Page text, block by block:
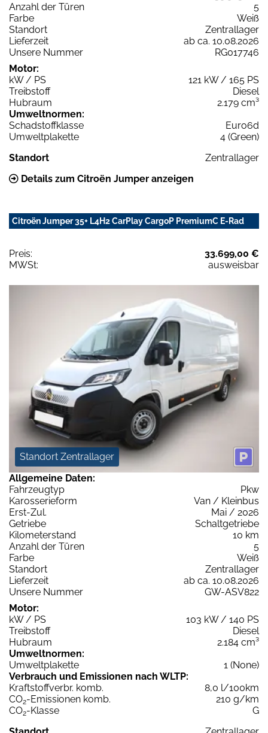
Anzahl der Türen
5
Farbe
Weiß
Standort
Zentrallager
Lieferzeit
ab ca. 10.08.2026
Unsere Nummer
RG017746
Motor:
kW / PS
121 kW / 165 PS
Treibstoff
Diesel
Hubraum
2.179 cm³
Umweltnormen:
Schadstoffklasse
Euro6d
Umweltplakette
4 (Green)
Standort
Zentrallager
Details zum Citroën Jumper anzeigen
Citroën Jumper 35+ L4H2 CarPlay CargoP PremiumC E-Rad
Preis:
33.699,00 €
MWSt:
ausweisbar
Standort Zentrallager
Allgemeine Daten:
Fahrzeugtyp
Pkw
Karosserieform
Van / Kleinbus
Erst-Zul.
Mai / 2026
Getriebe
Schaltgetriebe
Kilometerstand
10 km
Anzahl der Türen
5
Farbe
Weiß
Standort
Zentrallager
Lieferzeit
ab ca. 10.08.2026
Unsere Nummer
GW-ASV822
Motor:
kW / PS
103 kW / 140 PS
Treibstoff
Diesel
Hubraum
2.184 cm³
Umweltnormen:
Umweltplakette
1 (None)
Verbrauch und Emissionen nach WLTP:
Kraftstoffverbr. komb.
8,0 l/100km
CO2-Emissionen komb.
210 g/km
CO2-Klasse
G